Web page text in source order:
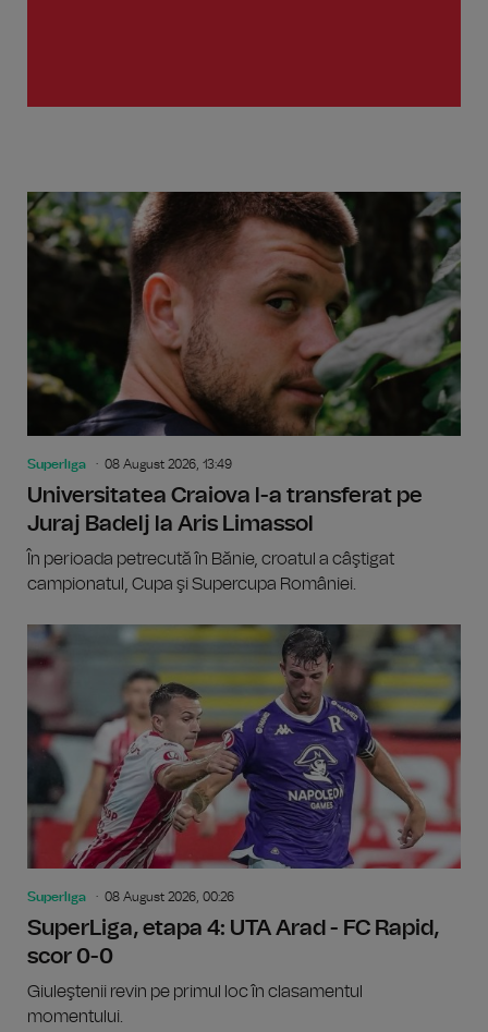
Superliga 08 August 2026, 13:49
Universitatea Craiova l-a transferat pe
Juraj Badelj la Aris Limassol
În perioada petrecută în Bănie, croatul a câştigat
campionatul, Cupa şi Supercupa României.
Superliga 08 August 2026, 00:26
SuperLiga, etapa 4: UTA Arad - FC Rapid,
scor 0-0
Giuleştenii revin pe primul loc în clasamentul
momentului.